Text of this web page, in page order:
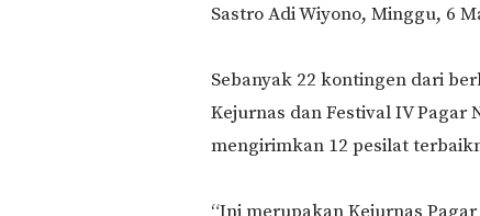
Sastro Adi Wiyono, Minggu, 6
Sebanyak 22 kontingen dari
Kejurnas dan Festival IV Pagar
mengirimkan 12 pesilat
“Ini merupakan Kejurnas